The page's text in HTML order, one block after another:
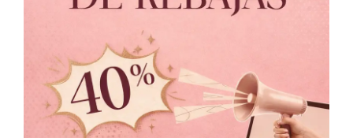
Política de Privacidad // Política de Cambio
© 2021 MARIALUNA